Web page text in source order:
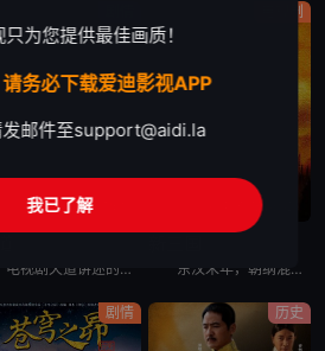
电视剧天道讲述的是：年轻的女警官芮小丹（左小青 饰）通过朋友结识了商界怪才丁元英（王志文 饰），并受托在古城照料丁元英的生活。丁元英异于常人的性格和让人瞠目结舌的才华深深吸引着芮小丹。借由对音乐的
电视剧
更新至第60集
东汉末年，朝纲混乱。内有董卓（吕晓禾 饰）巨奸权倾朝野，专横跋扈；外有黄巾军起义，撼动社稷。时有曹操（陈建斌 饰）韬光养晦，欲为国除害。逃出京城后，曹操与各地诸侯袁绍、刘备（于和伟 饰）、孙坚等二
剧情 历史
为您提供最佳画质！
务必下载爱迪影视APP
邮件至support@aidi.la
我已了解